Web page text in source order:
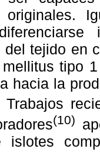
originales.
del tejido en
tipo
hacia la
Trabajos
(10)
islotes